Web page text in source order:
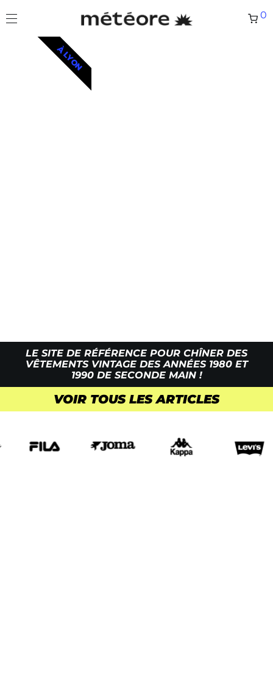
0
À LYON
LE SITE DE RÉFÉRENCE POUR CHÎNER DES
VÊTEMENTS VINTAGE DES ANNÉES 1980 ET
1990 DE SECONDE MAIN !
VOIR TOUS LES ARTICLES